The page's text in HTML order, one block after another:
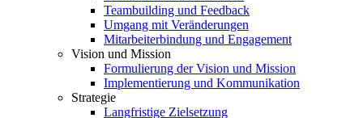
Teambuilding und Feedback
Umgang mit Veränderungen
Mitarbeiterbindung und Engagement
Vision und Mission
Formulierung der Vision und Mission
Implementierung und Kommunikation
Strategie
Langfristige Zielsetzung